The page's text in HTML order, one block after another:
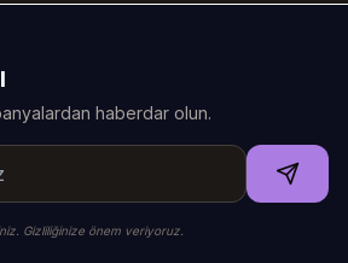
haberdar olun.
Gizliliğinize önem veriyoruz.